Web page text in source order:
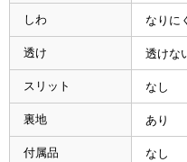
しわ なりに
透け 透けな
スリット なし
裏地 あり
付属品 なし